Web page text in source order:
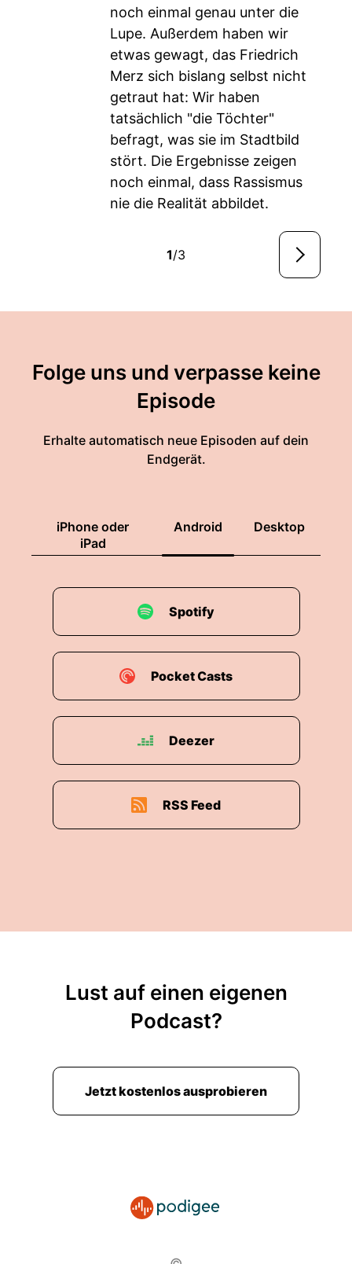
noch einmal genau unter die
Lupe. Außerdem haben wir
etwas gewagt, das Friedrich
Merz sich bislang selbst nicht
getraut hat: Wir haben
tatsächlich "die Töchter"
befragt, was sie im Stadtbild
stört. Die Ergebnisse zeigen
noch einmal, dass Rassismus
nie die Realität abbildet.
1/3
Folge uns und verpasse keine
Episode
Erhalte automatisch neue Episoden auf dein
Endgerät.
iPhone oder
iPad
Android Desktop
Spotify
Pocket Casts
Deezer
RSS Feed
Lust auf einen eigenen
Podcast?
Jetzt kostenlos ausprobieren